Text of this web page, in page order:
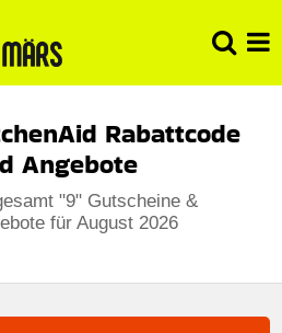
Rabattcode
Angebote
"9" Gutscheine &
für August 2026